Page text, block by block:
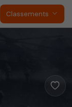
Classements